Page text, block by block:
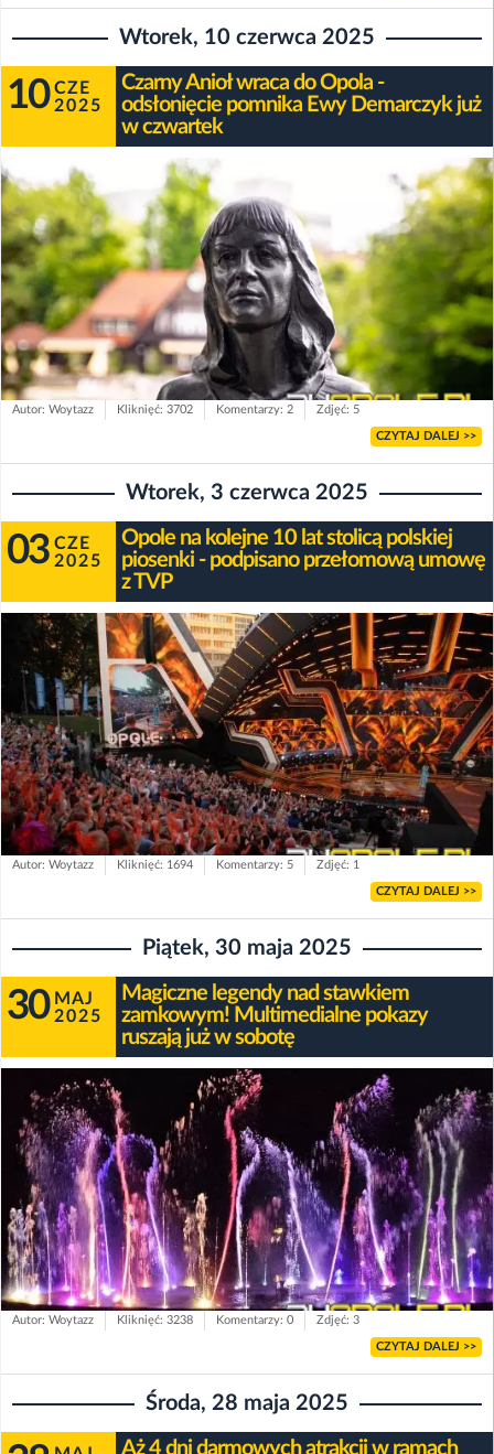
Wtorek, 10 czerwca 2025
10 CZE
2025
Czarny Anioł wraca do Opola -
odsłonięcie pomnika Ewy Demarczyk już
w czwartek
Autor: Woytazz Kliknięć: 3702 Komentarzy: 2 Zdjęć: 5
CZYTAJ DALEJ >>
Wtorek, 3 czerwca 2025
03 CZE
2025
Opole na kolejne 10 lat stolicą polskiej
piosenki - podpisano przełomową umowę
z TVP
Autor: Woytazz Kliknięć: 1694 Komentarzy: 5 Zdjęć: 1
CZYTAJ DALEJ >>
Piątek, 30 maja 2025
30 MAJ
2025
Magiczne legendy nad stawkiem
zamkowym! Multimedialne pokazy
ruszają już w sobotę
Autor: Woytazz Kliknięć: 3238 Komentarzy: 0 Zdjęć: 3
CZYTAJ DALEJ >>
Środa, 28 maja 2025
Aż 4 dni darmowych atrakcji w ramach